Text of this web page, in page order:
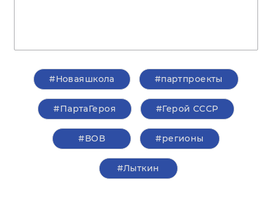
#Новаяшкола #партпроекты
#ПартаГероя #Герой СССР
#ВОВ #регионы
#Лыткин